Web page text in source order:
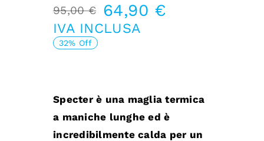
95,00€
Il
prezzo
95,00 €.
64,90 €
Il
prezzo
64,90 €.
IVA INCLUSA
32% Off
Specter è una maglia termica
a maniche lunghe ed è
incredibilmente calda per un